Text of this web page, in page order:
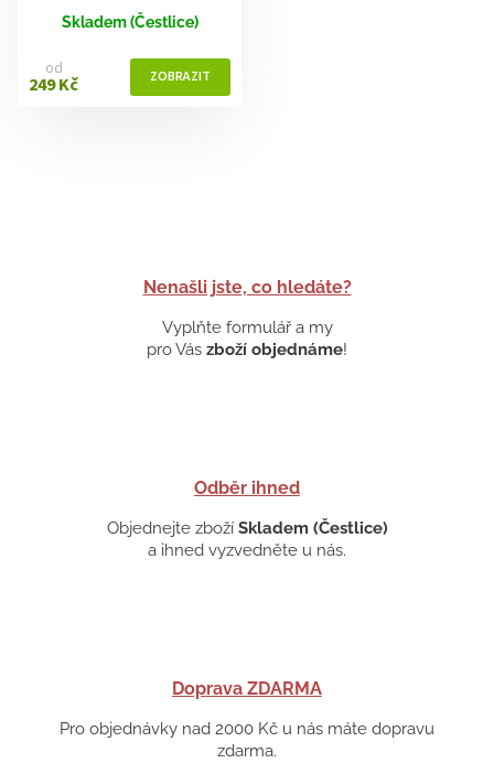
Nenašli jste, co hledáte?
Vyplňte formulář a my
pro Vás zboží objednáme!
Odběr ihned
Objednejte zboží Skladem (Čestlice)
a ihned vyzvedněte u nás.
Doprava ZDARMA
Pro objednávky nad 2000 Kč u nás máte dopravu
zdarma.
Skladem (Čestlice)
od
249 Kč